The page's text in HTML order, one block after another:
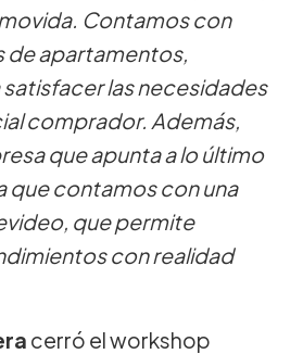
Contamos con
de apartamentos,
las necesidades
comprador. Además,
que apunta a lo último
que contamos con una
que permite
con realidad
cerró el workshop